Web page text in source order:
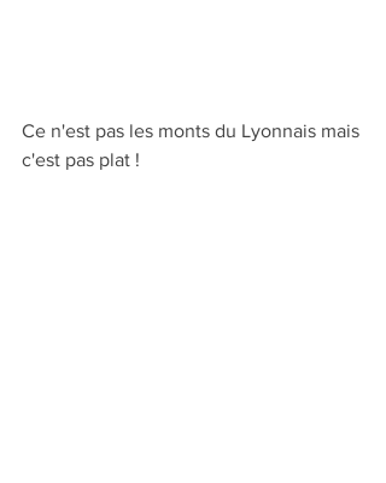
Ce n'est pas les monts du Lyonnais mais
c'est pas plat !